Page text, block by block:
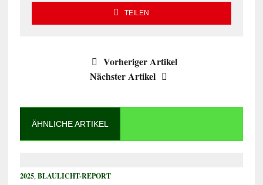
TEILEN
Vorheriger Artikel
Nächster Artikel
ÄHNLICHE ARTIKEL
2025, BLAULICHT-REPORT